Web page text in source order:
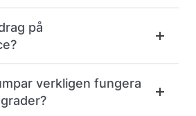
på
verkligen fungera